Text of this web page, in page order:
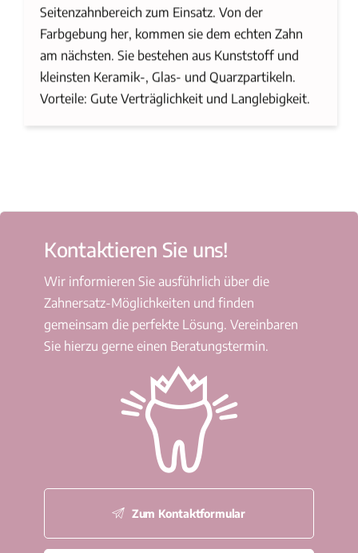
Seitenzahnbereich zum Einsatz. Von der
Farbgebung her, kommen sie dem echten Zahn
am nächsten. Sie bestehen aus Kunststoff und
kleinsten Keramik-, Glas- und Quarzpartikeln.
Vorteile: Gute Verträglichkeit und Langlebigkeit.
Kontaktieren Sie uns!
Wir informieren Sie ausführlich über die
Zahnersatz-Möglichkeiten und finden
gemeinsam die perfekte Lösung. Vereinbaren
Sie hierzu gerne einen Beratungstermin.
Zum Kontaktformular